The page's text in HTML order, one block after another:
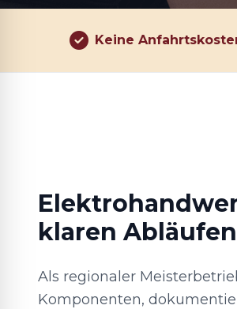
Keine
klaren Abläufen
Als regionaler
Komponenten,